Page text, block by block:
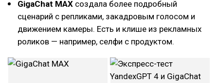
GigaChat MAX создала более подробный
сценарий с репликами, закадровым голосом и
движением камеры. Есть и клише из рекламных
роликов — например, селфи с продуктом.